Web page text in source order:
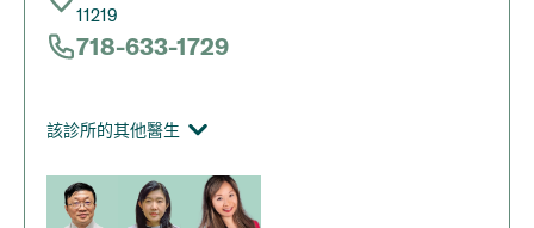
11219
718-633-1729
該診所的其他醫生